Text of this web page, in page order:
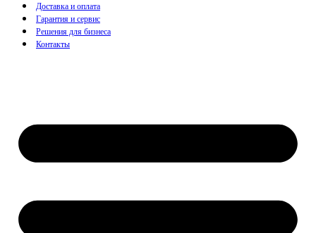
Доставка и оплата
Гарантия и сервис
Решения для бизнеса
Контакты